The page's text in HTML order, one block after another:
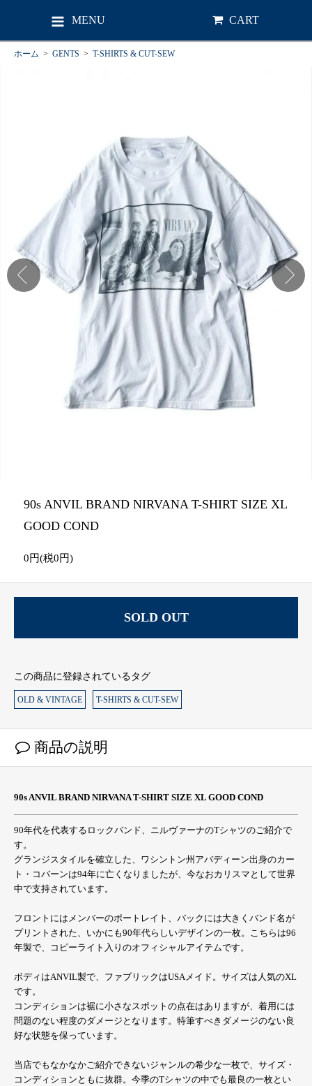
MENU CART
ホーム > GENTS > T-SHIRTS & CUT-SEW
90s ANVIL BRAND NIRVANA T-SHIRT SIZE XL
GOOD COND
0円(税0円)
SOLD OUT
この商品に登録されているタグ
OLD & VINTAGE T-SHIRTS & CUT-SEW
商品の説明
90s ANVIL BRAND NIRVANA T-SHIRT SIZE XL GOOD COND
90年代を代表するロックバンド、ニルヴァーナのTシャツのご紹介で
す。
グランジスタイルを確立した、ワシントン州アバディーン出身のカー
ト・コバーンは94年に亡くなりましたが、今なおカリスマとして世界
中で支持されています。
フロントにはメンバーのポートレイト、バックには大きくバンド名が
プリントされた、いかにも90年代らしいデザインの一枚。こちらは96
年製で、コピーライト入りのオフィシャルアイテムです。
ボディはANVIL製で、ファブリックはUSAメイド。サイズは人気のXL
です。
コンディションは裾に小さなスポットの点在はありますが、着用には
問題のない程度のダメージとなります。特筆すべきダメージのない良
好な状態を保っています。
当店でもなかなかご紹介できないジャンルの希少な一枚で、サイズ・
コンディションともに抜群。今季のTシャツの中でも最良の一枚とい